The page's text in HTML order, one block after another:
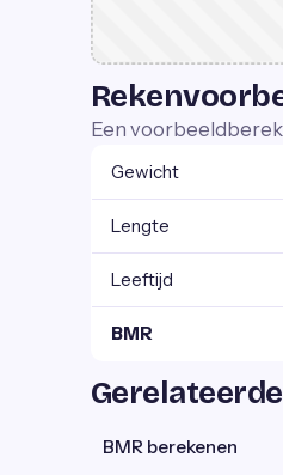
Een
Gewicht
Lengte
Leeftijd
BMR
BMR berekenen